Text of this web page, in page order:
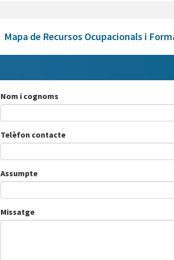
Mapa de Recursos Ocupacionals i
Nom i cognoms
Telèfon contacte
Assumpte
Missatge